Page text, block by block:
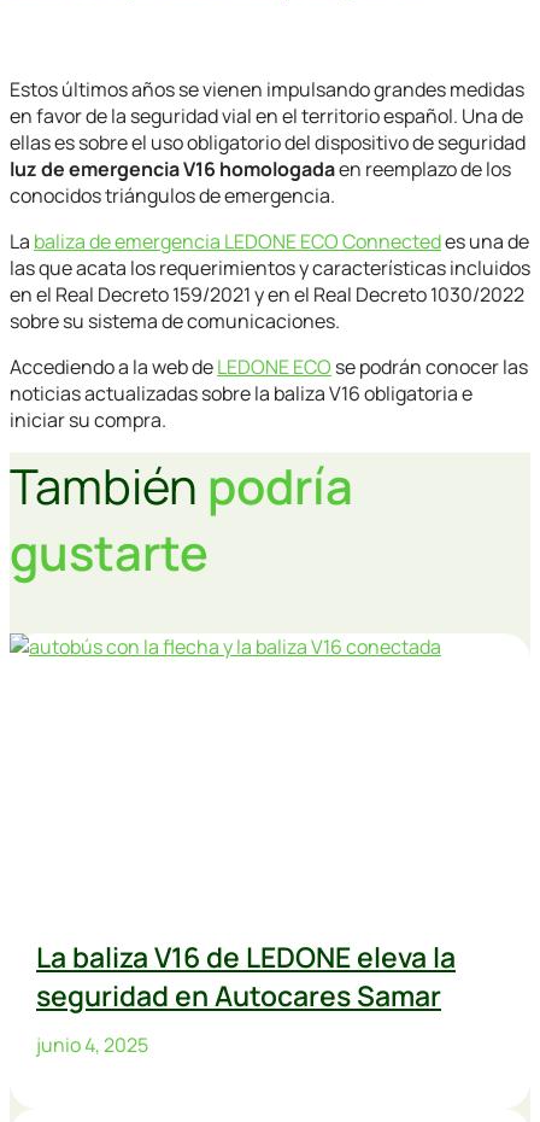
Estos últimos años se vienen impulsando grandes medidas
en favor de la seguridad vial en el territorio español. Una de
ellas es sobre el uso obligatorio del dispositivo de seguridad
luz de emergencia V16 homologadaen reemplazo de los
conocidos triángulos de emergencia.
La baliza de emergencia LEDONE ECO Connectedes una de
las que acata los requerimientos y características incluidos
en el Real Decreto 159/2021 y en el Real Decreto 1030/2022
sobre su sistema de comunicaciones.
Accediendo a la web deLEDONE ECO se podrán conocer las
noticias actualizadas sobre la baliza V16 obligatoria e
iniciar su compra.
También podría
gustarte
La baliza V16 de LEDONE eleva la
seguridad en Autocares Samar
junio 4, 2025